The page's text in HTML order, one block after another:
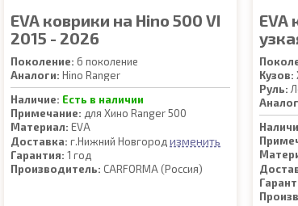
EVA коврики на Hino 500 VI
2015 - 2026
Поколение: 6 поколение
Аналоги: Hino Ranger
Наличие: Есть в наличии
Примечание: для Хино Ranger 500
Материал: EVA
Доставка: г.Нижний Новгород изменить
Гарантия: 1 год
Производитель: CARFORMA (Россия)
EVA
Кузов:
Руль: